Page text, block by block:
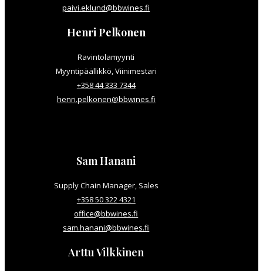
paivi.eklund@bbwines.fi
Henri Pelkonen
Ravintolamyynti
Myyntipäällikkö, Viinimestari
+358 44 333 7344
henri.pelkonen@bbwines.fi
Sam Hanani
Supply Chain Manager, Sales
+358 50 322 4321
office@bbwines.fi
sam.hanani@bbwines.fi
Arttu Vilkkinen